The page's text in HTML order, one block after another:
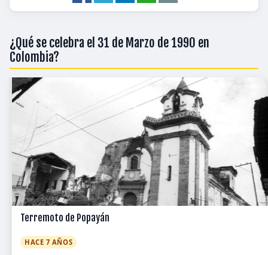
¿Qué se celebra el 31 de Marzo de 1990 en
Colombia?
Terremoto de Popayán
HACE 7 AÑOS